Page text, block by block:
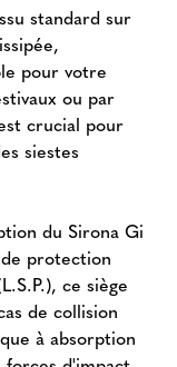
standard sur
pour votre
ou par
crucial pour
siestes
du Sirona Gi
protection
ce siège
de collision
à absorption